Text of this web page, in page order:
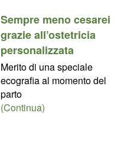
Sempre meno cesarei
grazie all’ostetricia
personalizzata
Merito di una speciale
ecografia al momento del
parto
(Continua)